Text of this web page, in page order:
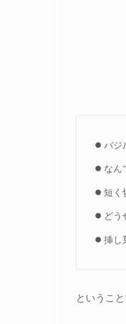
バジ
なん
短く
どう
挿し
というこ